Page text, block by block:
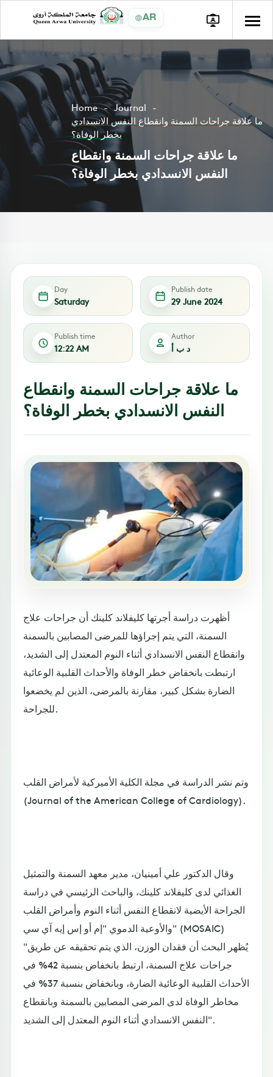
AR
Home
Journal
ما علاقة جراحات السمنة وانقطاع النفس الانسدادي
بخطر الوفاة؟
ما علاقة جراحات السمنة وانقطاع
النفس الانسدادي بخطر الوفاة؟
Day
Saturday
Publish date
29 June 2024
Publish time
12:22 AM
Author
د ب أ
ما علاقة جراحات السمنة وانقطاع
النفس الانسدادي بخطر الوفاة؟
أظهرت دراسة أجرتها كليفلاند كلينك أن جراحات علاج
السمنة، التي يتم إجراؤها للمرضى المصابين بالسمنة
وانقطاع النفس الانسدادي أثناء النوم المعتدل إلى الشديد،
ارتبطت بانخفاض خطر الوفاة والأحداث القلبية الوعائية
الضارة بشكل كبير، مقارنة بالمرضى، الذين لم يخضعوا
للجراحة.
وتم نشر الدراسة في مجلة الكلية الأميركية لأمراض القلب
(Journal of the American College of Cardiology).
وقال الدكتور علي أمينيان، مدير معهد السمنة والتمثيل
الغذائي لدى كليفلاند كلينك، والباحث الرئيسي في دراسة
الجراحة الأيضية لانقطاع النفس أثناء النوم وأمراض القلب
والأوعية الدموي "إم أو إس إيه آي سي" (MOSAIC)
"يُظهر البحث أن فقدان الوزن، الذي يتم تحقيقه عن طريق
جراحات علاج السمنة، ارتبط بانخفاض بنسبة 42% في
الأحداث القلبية الوعائية الضارة، وبانخفاض بنسبة 37% في
مخاطر الوفاة لدى المرضى المصابين بالسمنة وبانقطاع
النفس الانسدادي أثناء النوم المعتدل إلى الشديد".